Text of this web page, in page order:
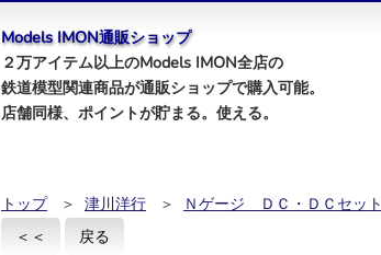
Models IMON通販ショップ
２万アイテム以上のModels IMON全店の
鉄道模型関連商品が通販ショップで購入可能。
店舗同様、ポイントが貯まる。使える。
トップ ＞ 津川洋行 ＞ Ｎゲージ ＤＣ・ＤＣセット
＜＜
戻る